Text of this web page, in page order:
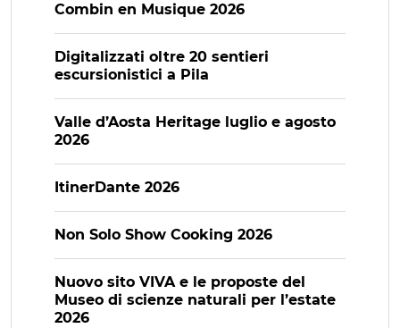
Combin en Musique 2026
Digitalizzati oltre 20 sentieri
escursionistici a Pila
Valle d’Aosta Heritage luglio e agosto
2026
ItinerDante 2026
Non Solo Show Cooking 2026
Nuovo sito VIVA e le proposte del
Museo di scienze naturali per l’estate
2026